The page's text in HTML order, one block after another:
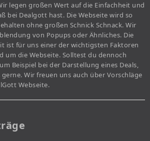
legen großen Wert auf die Einfachheit und
bei Dealgott hast. Die Webseite wird so
ohne großen Schnick Schnack. Wir
von Popups oder Ähnliches. Die
ist für uns einer der wichtigsten Faktoren
um die Webseite. Solltest du dennoch
Beispiel bei der Darstellung eines Deals,
Wir freuen uns auch über Vorschläge
Webseite.